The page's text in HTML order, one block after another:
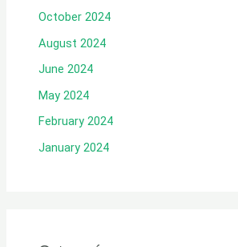
October 2024
August 2024
June 2024
May 2024
February 2024
January 2024